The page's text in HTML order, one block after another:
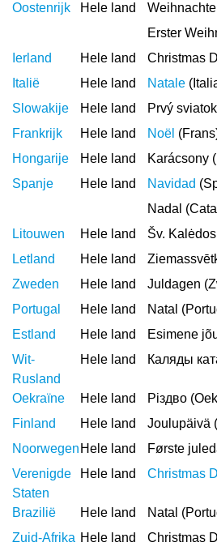
Oostenrijk
Hele land
Erster
Ierland
Hele land
Christmas
Italië
Hele land Natale
Slowakije
Hele land
Prvý
Frankrijk
Hele land Noël
Hongarije
Hele land
Karácsony
Spanje
Hele land Navidad
Nadal
Litouwen
Hele land
Šv.
Letland
Hele land
Zweden
Hele land
Juldagen
Portugal
Hele land
Natal
Estland
Hele land
Esimene
Wit-
Rusland
Hele land
Oekraïne Hele land
Різдво
Finland
Hele land
Joulupäivä
Noorwegen Hele land
Første
Verenigde
Staten
Hele land Christmas
Brazilië Hele land
Natal
Zuid-Afrika Hele land
Christmas